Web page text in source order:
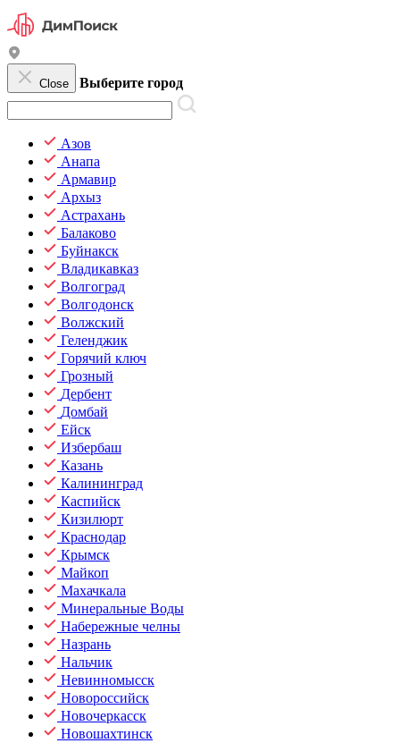
Close Выберите город
Азов
Анапа
Армавир
Архыз
Астрахань
Балаково
Буйнакск
Владикавказ
Волгоград
Волгодонск
Волжский
Геленджик
Горячий ключ
Грозный
Дербент
Домбай
Ейск
Избербаш
Казань
Калининград
Каспийск
Кизилюрт
Краснодар
Крымск
Майкоп
Махачкала
Минеральные Воды
Набережные челны
Назрань
Нальчик
Невинномысск
Новороссийск
Новочеркасск
Новошахтинск